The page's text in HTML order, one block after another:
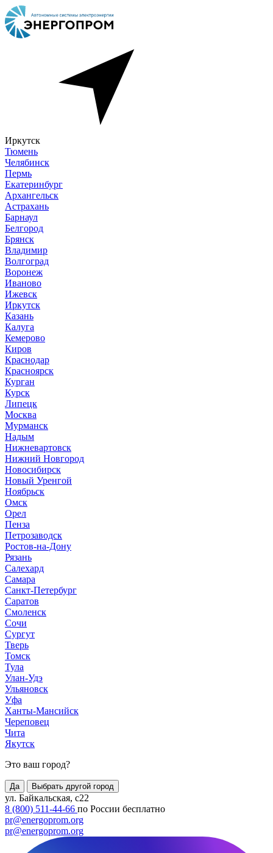
Иркутск
Тюмень
Челябинск
Пермь
Екатеринбург
Архангельск
Астрахань
Барнаул
Белгород
Брянск
Владимир
Волгоград
Воронеж
Иваново
Ижевск
Иркутск
Казань
Калуга
Кемерово
Киров
Краснодар
Красноярск
Курган
Курск
Липецк
Москва
Мурманск
Надым
Нижневартовск
Нижний Новгород
Новосибирск
Новый Уренгой
Ноябрьск
Омск
Орел
Пенза
Петрозаводск
Ростов-на-Дону
Рязань
Салехард
Самара
Санкт-Петербург
Саратов
Смоленск
Сочи
Сургут
Тверь
Томск
Тула
Улан-Удэ
Ульяновск
Уфа
Ханты-Мансийск
Череповец
Чита
Якутск
Это ваш город?
Да Выбрать другой город
ул. Байкальская, с22
8 (800) 511-44-66 по России бесплатно
pr@energoprom.org
pr@energoprom.org